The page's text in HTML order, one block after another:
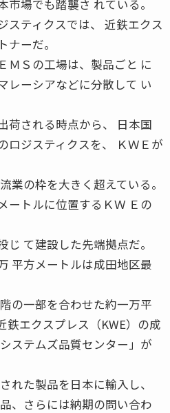
市場でも踏襲さ れている。
スティクスでは、 近鉄エクス
ーだ。
ＭＳの工場は、製品ごと に
レーシアなどに分散して い
荷される時点から、 日本国
ロジスティクスを、 ＫＷＥが
業の枠を大きく超えている。
ートルに位置するＫＷ Ｅの
て建設した先端拠点だ。
平方メートルは成田地区最
の一部を合わせた約一万平
鉄エクスプレス（KWE）の成
ステムズ品質センター」が
れた製品を日本に輸入し、
、さらには納期の問い合わ